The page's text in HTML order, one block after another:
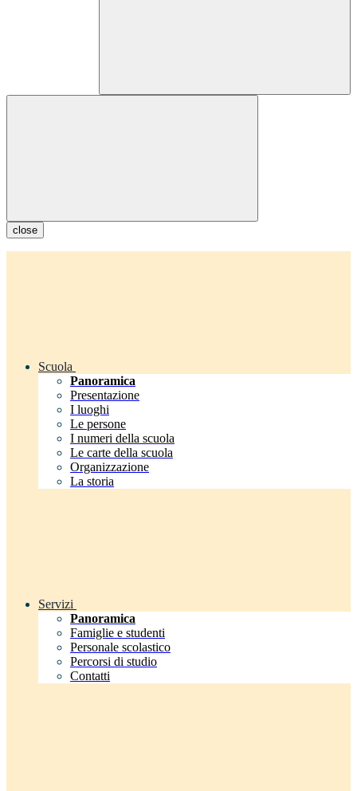
close
Scuola
Panoramica
Presentazione
I luoghi
Le persone
I numeri della scuola
Le carte della scuola
Organizzazione
La storia
Servizi
Panoramica
Famiglie e studenti
Personale scolastico
Percorsi di studio
Contatti